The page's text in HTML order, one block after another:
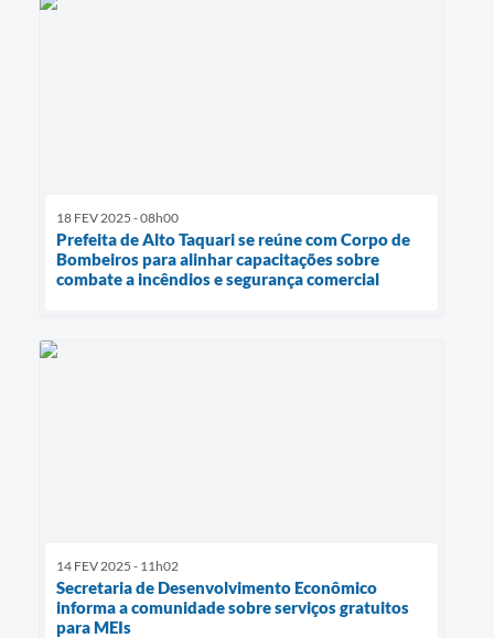
18 FEV 2025 - 08h00
Prefeita de Alto Taquari se reúne com Corpo de
Bombeiros para alinhar capacitações sobre
combate a incêndios e segurança comercial
14 FEV 2025 - 11h02
Secretaria de Desenvolvimento Econômico
informa a comunidade sobre serviços gratuitos
para MEIs